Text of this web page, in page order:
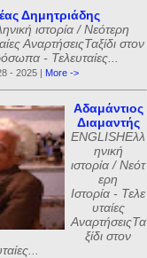
Δημητριάδης
ιστορία / Νεότερη
ΑναρτήσειςΤαξίδι στον
- Τελευταίες...
- 2025 | More ->
Αδαμάντιος
Διαμαντής
ENGLISHΕλλ
ηνική
ιστορία / Νεότ
ερη
Ιστορία - Τελε
υταίες
ΑναρτήσειςΤα
ξίδι στον